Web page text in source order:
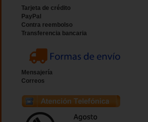
Tarjeta de crédito
PayPal
Contra reembolso
Transferencia bancaria
Mensajería
Correos